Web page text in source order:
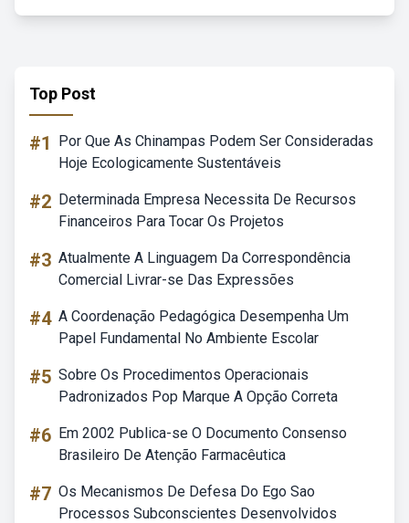
Top Post
#1
Por Que As Chinampas Podem Ser Consideradas
Hoje Ecologicamente Sustentáveis
#2 Determinada Empresa Necessita De Recursos
Financeiros Para Tocar Os Projetos
#3 Atualmente A Linguagem Da Correspondência
Comercial Livrar-se Das Expressões
#4 A Coordenação Pedagógica Desempenha Um
Papel Fundamental No Ambiente Escolar
#5 Sobre Os Procedimentos Operacionais
Padronizados Pop Marque A Opção Correta
#6 Em 2002 Publica-se O Documento Consenso
Brasileiro De Atenção Farmacêutica
#7 Os Mecanismos De Defesa Do Ego Sao
Processos Subconscientes Desenvolvidos